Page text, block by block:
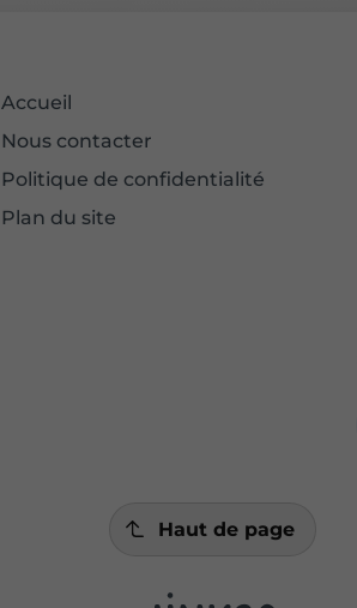
Accueil
Nous contacter
Politique de confidentialité
Plan du site
Haut de page